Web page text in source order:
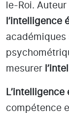
le-Roi.
l’intelligence
académiques
mesurer
compétence